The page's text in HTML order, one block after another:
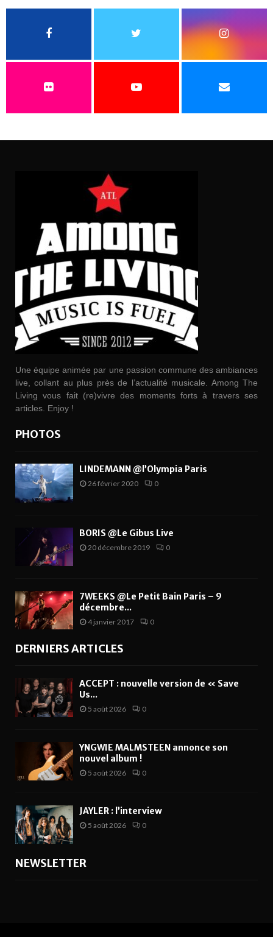
Une équipe animée par une passion commune des ambiances
live, collant au plus près de l’actualité musicale. Among The
Living vous fait (re)vivre des moments forts à travers ses
articles. Enjoy !
PHOTOS
LINDEMANN @l’Olympia Paris
26 février 2020 0
BORIS @Le Gibus Live
20 décembre 2019 0
7WEEKS @Le Petit Bain Paris – 9
décembre...
4 janvier 2017 0
DERNIERS ARTICLES
ACCEPT : nouvelle version de « Save
Us...
5 août 2026 0
YNGWIE MALMSTEEN annonce son
nouvel album !
5 août 2026 0
JAYLER : l’interview
5 août 2026 0
NEWSLETTER